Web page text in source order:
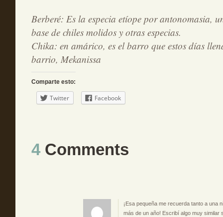
Berberé: Es la especia etíope por antonomasia,
base de chiles molidos y otras especias.
Chika: en amárico, es el barro que estos días
barrio, Mekanissa
Comparte esto:
Twitter Facebook
4Comments
¡Esa pequeña me recuerda tanto a una
más de un año! Escribí algo muy similar